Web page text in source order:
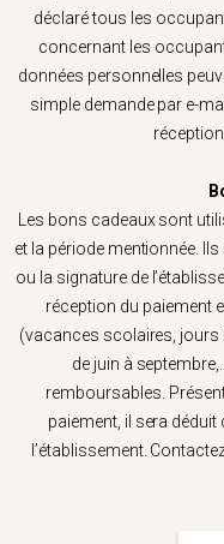
déclaré tous les
concernant les
données personnelles
simple demande par e-
Les bons cadeaux sont
et la période mentionnée.
ou la signature de
réception du paiement
(vacances scolaires, jours
de juin à
remboursables.
paiement, il sera
l’établissement.